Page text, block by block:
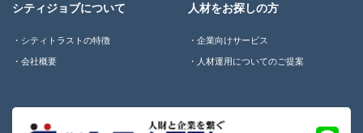
シティジョブについて
シティトラストの特徴
会社概要
人材をお探しの方
企業向けサービス
人材運用についてのご提案